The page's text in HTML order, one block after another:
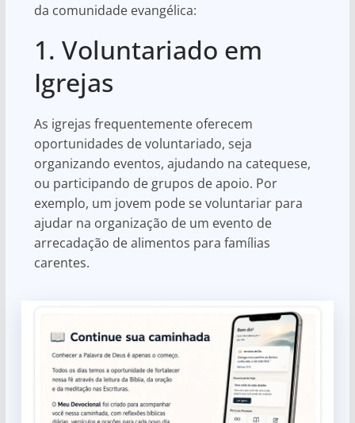
da comunidade evangélica:
1. Voluntariado em
Igrejas
As igrejas frequentemente oferecem
oportunidades de voluntariado, seja
organizando eventos, ajudando na catequese,
ou participando de grupos de apoio. Por
exemplo, um jovem pode se voluntariar para
ajudar na organização de um evento de
arrecadação de alimentos para famílias
carentes.